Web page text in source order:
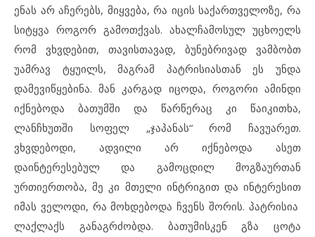
ენას არ აჩერებს, მიყვება, რა იცის საქართველოზე, რა
სიტყვა როგორ გამოთქვას. ახალჩამოსულ უცხოელს
რომ ვხვდებით, თავისთავად, ბუნებრივად ვამბობთ
უამრავ ტყუილს, მაგრამ პატრისიასთან ეს უნდა
დამევიწყებინა. მან კარგად იცოდა, როგორი ამინდი
იქნებოდა ბათუმში და წარწერაც კი წაიკითხა,
ლანჩხუთში სოფელ „ჯაპანას“ რომ ჩავუარეთ.
ვხვდებოდი, ადვილი არ იქნებოდა ასეთ
დაინტერესებულ და გამოცდილ მოგზაურთან
ურთიერთობა, მე კი მთელი ინტრიგით და ინტერესით
იმას ველოდი, რა მოხდებოდა ჩვენს შორის. პატრისია
ლაქლაქს განაგრძობდა. ბათუმისკენ გზა ცოტა